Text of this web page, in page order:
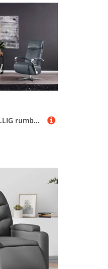
Relaxsessel W.SCHILLIG rumbaa , blau (blau z69), B:68cm H:113cm T:83cm, Longlife Xtra-Leder Z69: Das feinnarbige, gedeckte Softleder Z69 besticht durch seine außergewöhnliche Weichheit im trendigen »Vintage-Look«, Hautstärke 0, 9 - 1, 1 mm, Sessel, Relaxs